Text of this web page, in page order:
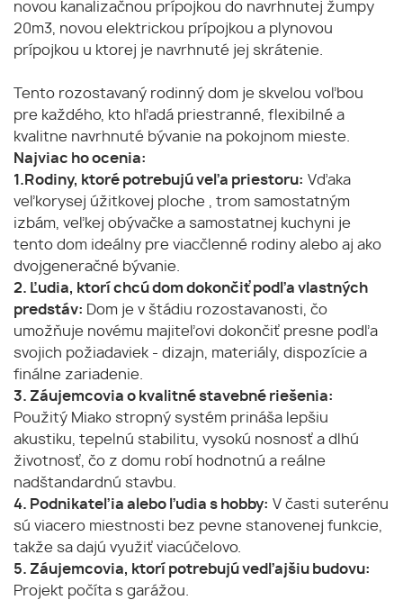
novou kanalizačnou prípojkou do navrhnutej žumpy
20m3, novou elektrickou prípojkou a plynovou
prípojkou u ktorej je navrhnuté jej skrátenie.
Tento rozostavaný rodinný dom je skvelou voľbou
pre každého, kto hľadá priestranné, flexibilné a
kvalitne navrhnuté bývanie na pokojnom mieste.
Najviac ho ocenia:
1.Rodiny, ktoré potrebujú veľa priestoru: Vďaka
veľkorysej úžitkovej ploche , trom samostatným
izbám, veľkej obývačke a samostatnej kuchyni je
tento dom ideálny pre viacčlenné rodiny alebo aj ako
dvojgeneračné bývanie.
2. Ľudia, ktorí chcú dom dokončiť podľa vlastných
predstáv:
Dom je v štádiu rozostavanosti, čo
umožňuje novému majiteľovi dokončiť presne podľa
svojich požiadaviek - dizajn, materiály, dispozície a
finálne zariadenie.
3. Záujemcovia o kvalitné stavebné riešenia:
Použitý Miako stropný systém prináša lepšiu
akustiku, tepelnú stabilitu, vysokú nosnosť a dlhú
životnosť, čo z domu robí hodnotnú a reálne
nadštandardnú stavbu.
4. Podnikateľia alebo ľudia s hobby: V časti suterénu
sú viacero miestnosti bez pevne stanovenej funkcie,
takže sa dajú využiť viacúčelovo.
5. Záujemcovia, ktorí potrebujú vedľajšiu budovu:
Projekt počíta s garážou.